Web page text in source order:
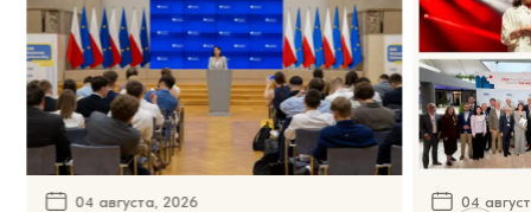
04 августа, 2026 04